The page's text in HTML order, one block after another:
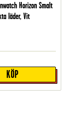
Horizon Smalt
läder, Vit
KÖP